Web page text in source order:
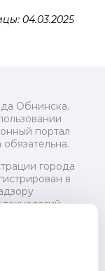
04.03.2025
Обнинска.
портал
города
в
24 июля
ФС77-73321